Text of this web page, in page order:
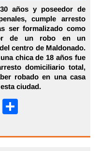
años y poseedor de
cumple arresto
ser formalizado como
de un robo en un
centro de Maldonado.
chica de 18 años fue
domiciliario total,
robado en una casa
ciudad.
Pinterest